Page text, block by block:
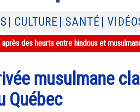
| CULTURE | SANTÉ |
des heurts entre hindous et
musulmane
Québec